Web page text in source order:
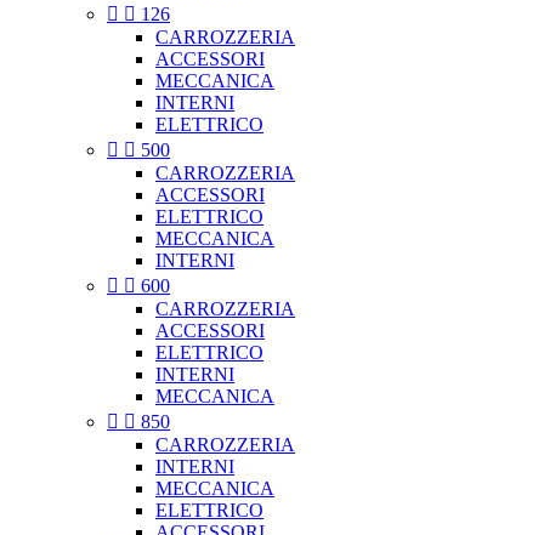
  126
CARROZZERIA
ACCESSORI
MECCANICA
INTERNI
ELETTRICO
  500
CARROZZERIA
ACCESSORI
ELETTRICO
MECCANICA
INTERNI
  600
CARROZZERIA
ACCESSORI
ELETTRICO
INTERNI
MECCANICA
  850
CARROZZERIA
INTERNI
MECCANICA
ELETTRICO